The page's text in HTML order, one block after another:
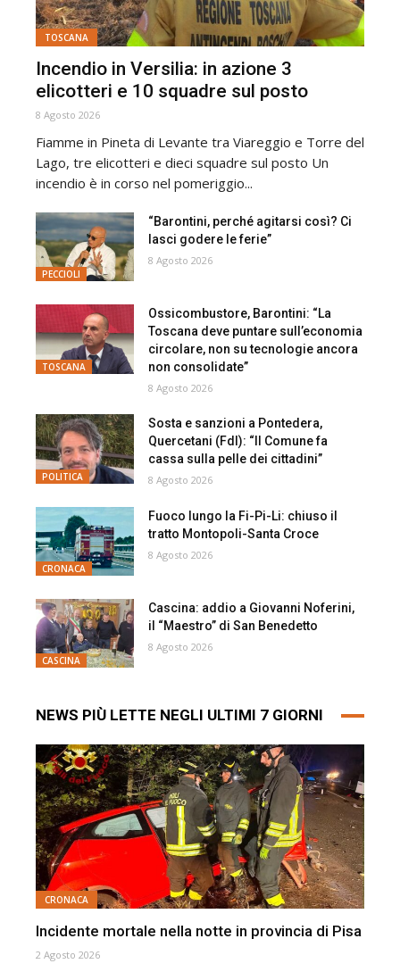
TOSCANA
Incendio in Versilia: in azione 3
elicotteri e 10 squadre sul posto
8 Agosto 2026
Fiamme in Pineta di Levante tra Viareggio e Torre del
Lago, tre elicotteri e dieci squadre sul posto Un
incendio è in corso nel pomeriggio...
PECCIOLI
“Barontini, perché agitarsi così? Ci
lasci godere le ferie”
8 Agosto 2026
TOSCANA
Ossicombustore, Barontini: “La
Toscana deve puntare sull’economia
circolare, non su tecnologie ancora
non consolidate”
8 Agosto 2026
POLITICA
Sosta e sanzioni a Pontedera,
Quercetani (FdI): “Il Comune fa
cassa sulla pelle dei cittadini”
8 Agosto 2026
CRONACA
Fuoco lungo la Fi-Pi-Li: chiuso il
tratto Montopoli-Santa Croce
8 Agosto 2026
CASCINA
Cascina: addio a Giovanni Noferini,
il “Maestro” di San Benedetto
8 Agosto 2026
NEWS PIÙ LETTE NEGLI ULTIMI 7 GIORNI
CRONACA
Incidente mortale nella notte in provincia di Pisa
2 Agosto 2026